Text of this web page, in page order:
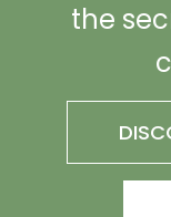
the